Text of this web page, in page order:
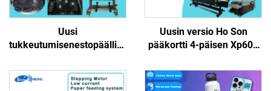
Uusi
tukkeutumisenestopäällinen
4720 5113 tulostuspäälle
vesipohjaiselle
Uusin versio Ho Son
pääkortti 4-päisen Xp600
merkkisiin suurmuotoisiin
mustesuihkutulostimiin